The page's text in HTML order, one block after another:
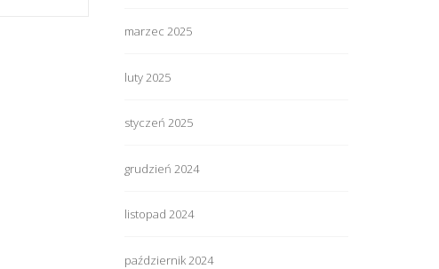
marzec 2025
luty 2025
styczeń 2025
grudzień 2024
listopad 2024
październik 2024